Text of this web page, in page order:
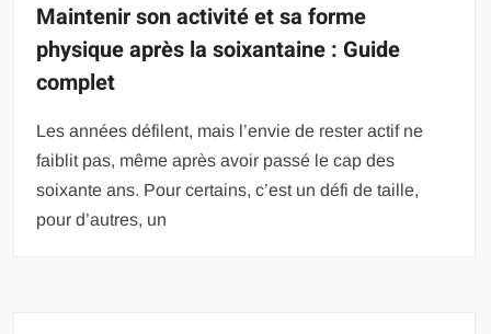
Maintenir son activité et sa forme
physique après la soixantaine : Guide
complet
Les années défilent, mais l’envie de rester actif ne
faiblit pas, même après avoir passé le cap des
soixante ans. Pour certains, c’est un défi de taille,
pour d’autres, un